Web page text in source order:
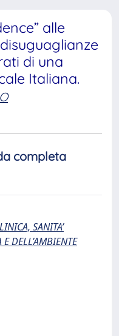
alle
di una
Italiana.
completa
SANITA’
DELL’AMBIENTE